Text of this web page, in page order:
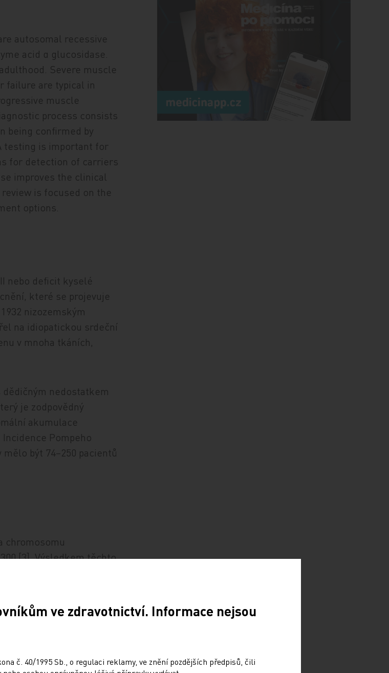
autosomal recessive
acid α glucosidase.
Severe muscle
failure are typical in
muscle
process consists
being confirmed by
testing is important for
for detection of carriers
improves the clinical
is focused on the
options.
nebo deficit kyselé
které se projevuje
nizozemským
na idiopatickou srdeční
v mnoha tkáních,
nedostatkem
je zodpovědný
akumulace
Pompeho
mělo být 74–250 pacientů
chromosomu
[3]. Výsledkem těchto
je nedostatek
svalových
autofagie. Zvýšení
mechanickým
se hromadí
svalstvu
u infantilní formy
ve zdravotnictví. Informace nejsou
č. 40/1995 Sb., o regulaci reklamy, ve znění pozdějších předpisů, čili